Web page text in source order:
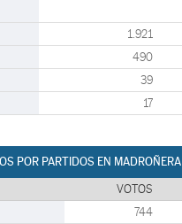
1.921
490
39
17
POR PARTIDOS EN MADROÑERA
VOTOS
744